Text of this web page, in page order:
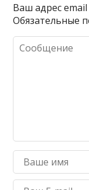
Ваш адрес
Обязательные